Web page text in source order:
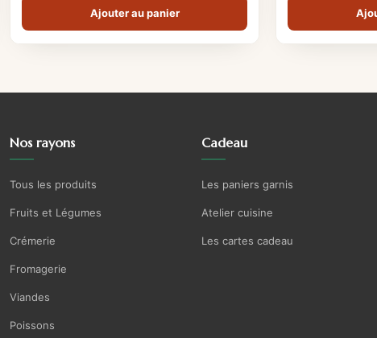
Ajouter au panier
Nos rayons
Tous les produits
Fruits et Légumes
Crémerie
Fromagerie
Viandes
Poissons
Cadeau
Les paniers garnis
Atelier cuisine
Les cartes cadeau